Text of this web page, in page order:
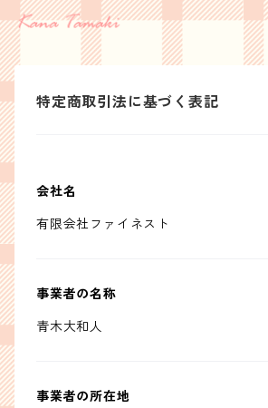
特定商取引法に基づく表記
会社名
有限会社ファイネスト
事業者の名称
青木大和人
事業者の所在地